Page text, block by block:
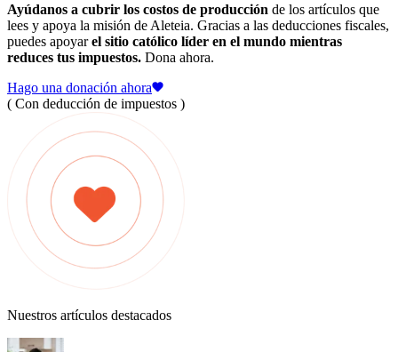
Ayúdanos a cubrir los costos de producción de los artículos que
lees y apoya la misión de Aleteia. Gracias a las deducciones fiscales,
puedes apoyarel sitio católico líder en el mundo mientras
reduces tus impuestos. Dona ahora.
Hago una donación ahora
( Con deducción de impuestos )
Nuestros artículos destacados